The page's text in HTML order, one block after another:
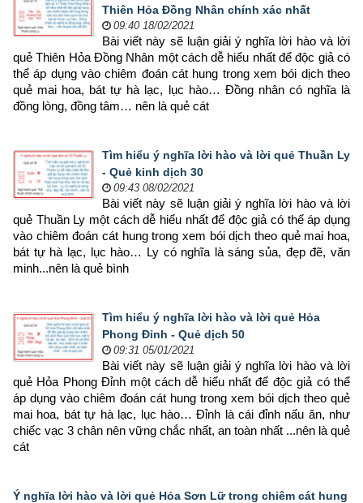
Thiên Hỏa Đồng Nhân chính xác nhất
09:40 18/02/2021
Bài viết này sẽ luận giải ý nghĩa lời hào và lời
quẻ Thiên Hỏa Đồng Nhân một cách dễ hiểu nhất để độc giả có
thể áp dụng vào chiêm đoán cát hung trong xem bói dịch theo
quẻ mai hoa, bát tự hà lạc, lục hào… Đồng nhân có nghĩa là
đồng lòng, đồng tâm… nên là quẻ cát
Tìm hiểu ý nghĩa lời hào và lời quẻ Thuần Ly
- Quẻ kinh dịch 30
09:43 08/02/2021
Bài viết này sẽ luận giải ý nghĩa lời hào và lời
quẻ Thuần Ly một cách dễ hiểu nhất để độc giả có thể áp dụng
vào chiêm đoán cát hung trong xem bói dịch theo quẻ mai hoa,
bát tự hà lạc, lục hào… Ly có nghĩa là sáng sủa, đẹp đẽ, văn
minh...nên là quẻ bình
Tìm hiểu ý nghĩa lời hào và lời quẻ Hỏa
Phong Đỉnh - Quẻ dịch 50
09:31 05/01/2021
Bài viết này sẽ luận giải ý nghĩa lời hào và lời
quẻ Hỏa Phong Đỉnh một cách dễ hiểu nhất để độc giả có thể
áp dụng vào chiêm đoán cát hung trong xem bói dịch theo quẻ
mai hoa, bát tự hà lạc, lục hào… Đỉnh là cái đỉnh nấu ăn, như
chiếc vạc 3 chân nên vững chắc nhất, an toàn nhất ...nên là quẻ
cát
Ý nghĩa lời hào và lời quẻ Hỏa Sơn Lữ trong chiêm cát hung